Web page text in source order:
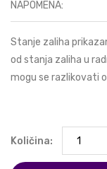
NAPOMENA:
Stanje zaliha
od stanja zaliha u
mogu se razlikovati
Količina: